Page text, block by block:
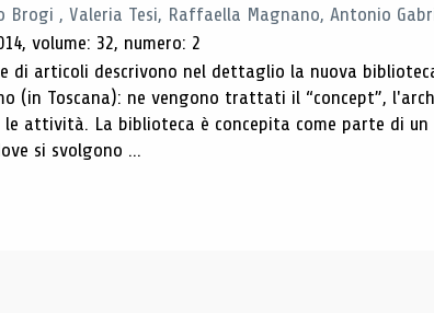
Brogi , Valeria Tesi, Raffaella Magnano, Antonio
volume: 32, numero: 2
di articoli descrivono nel dettaglio la nuova
(in Toscana): ne vengono trattati il ​​“concept”,
le attività. La biblioteca è concepita come parte di
si svolgono ...